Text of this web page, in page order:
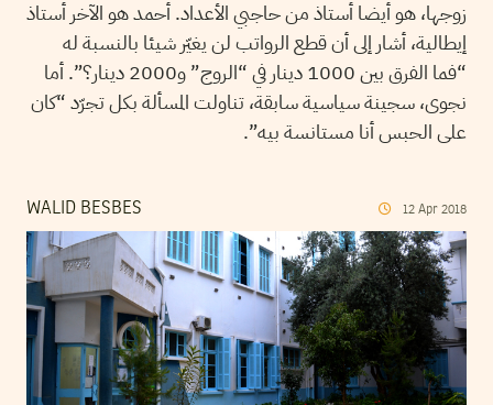
زوجها، هو أيضا أستاذ من حاجبي الأعداد. أحمد هو الآخر أستاذ
إيطالية، أشار إلى أن قطع الرواتب لن يغيّر شيئا بالنسبة له
“فما الفرق بين 1000 دينار في “الروج” و2000 دينار؟”. أما
نجوى، سجينة سياسية سابقة، تناولت المسألة بكل تجرّد “كان
على الحبس أنا مستانسة بيه”.
WALID BESBES 12 Apr 2018